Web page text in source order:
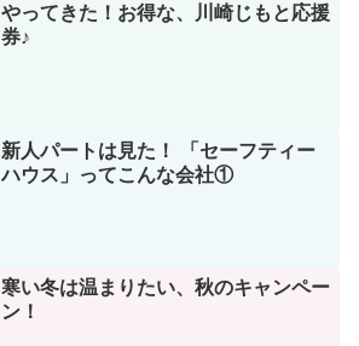
やってきた！お得な、川崎じもと応援
券♪
新人パートは見た！ 「セーフティー
ハウス」ってこんな会社①
寒い冬は温まりたい、秋のキャンペー
ン！